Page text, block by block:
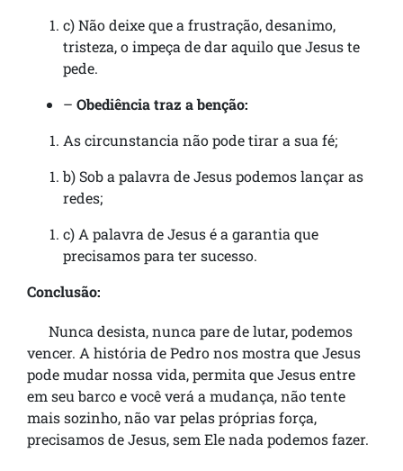
c) Não deixe que a frustração, desanimo,
tristeza, o impeça de dar aquilo que Jesus te
pede.
– Obediência traz a benção:
As circunstancia não pode tirar a sua fé;
b) Sob a palavra de Jesus podemos lançar as
redes;
c) A palavra de Jesus é a garantia que
precisamos para ter sucesso.
Conclusão:
Nunca desista, nunca pare de lutar, podemos
vencer. A história de Pedro nos mostra que Jesus
pode mudar nossa vida, permita que Jesus entre
em seu barco e você verá a mudança, não tente
mais sozinho, não var pelas próprias força,
precisamos de Jesus, sem Ele nada podemos fazer.